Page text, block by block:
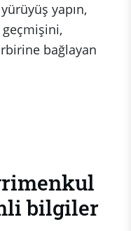
yapın,
bağlayan
bilgiler